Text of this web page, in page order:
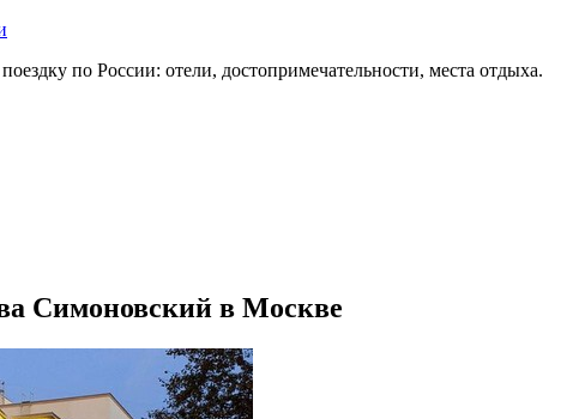
по России: отели, достопримечательности, места отдыха.
Симоновский в Москве